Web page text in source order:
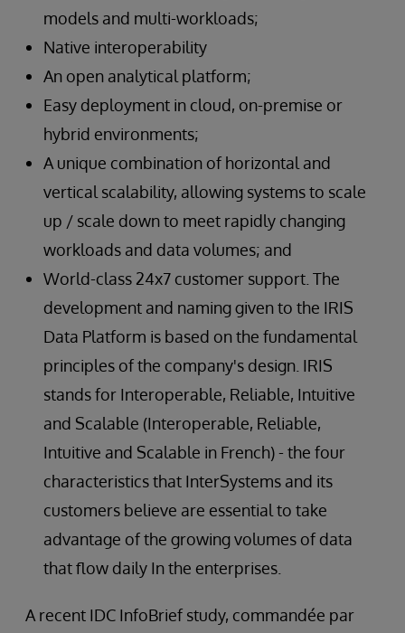
models and multi-workloads;
Native interoperability
An open analytical platform;
Easy deployment in cloud, on-premise or
hybrid environments;
A unique combination of horizontal and
vertical scalability, allowing systems to scale
up / scale down to meet rapidly changing
workloads and data volumes; and
World-class 24x7 customer support. The
development and naming given to the IRIS
Data Platform is based on the fundamental
principles of the company's design. IRIS
stands for Interoperable, Reliable, Intuitive
and Scalable (Interoperable, Reliable,
Intuitive and Scalable in French) - the four
characteristics that InterSystems and its
customers believe are essential to take
advantage of the growing volumes of data
that flow daily In the enterprises.
A recent IDC InfoBrief study, commandée par